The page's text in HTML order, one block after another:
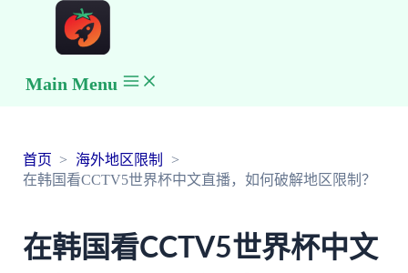
Main Menu
首页
海外地区限制
在韩国看CCTV5世界杯中文直播，如何破解地区限制？
在韩国看CCTV5世界杯中文